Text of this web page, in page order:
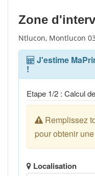
Zone
Ntlucon, Montlucon